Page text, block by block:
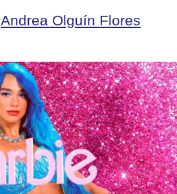
Andrea Olguín Flores